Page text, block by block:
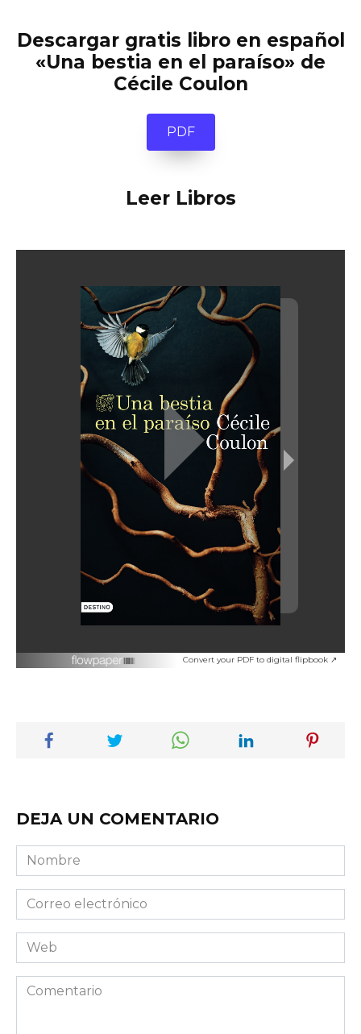
Descargar gratis libro en español
«Una bestia en el paraíso» de
Cécile Coulon
PDF
Leer Libros
Convert your PDF to digital flipbook ↗
DEJA UN COMENTARIO
Nombre
Correo
electrónico
Web
Comentario